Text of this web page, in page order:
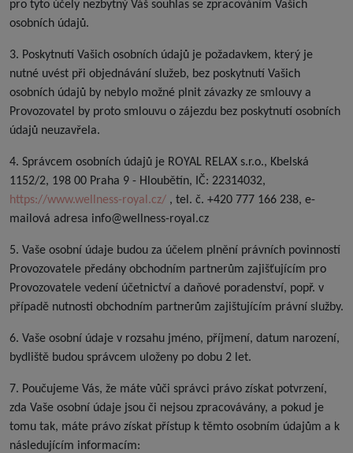
pro tyto účely nezbytný Váš souhlas se zpracováním Vašich
osobních údajů.
3. Poskytnutí Vašich osobních údajů je požadavkem, který je
nutné uvést při objednávání služeb, bez poskytnutí Vašich
osobních údajů by nebylo možné plnit závazky ze smlouvy a
Provozovatel by proto smlouvu o zájezdu bez poskytnutí osobních
údajů neuzavřela.
4. Správcem osobních údajů je ROYAL RELAX s.r.o., Kbelská
1152/2, 198 00 Praha 9 - Hloubětín, IČ: 22314032,
https://www.wellness-royal.cz/ , tel. č. +420 777 166 238, e-
mailová adresa info@wellness-royal.cz
5. Vaše osobní údaje budou za účelem plnění právních povinností
Provozovatele předány obchodním partnerům zajišťujícím pro
Provozovatele vedení účetnictví a daňové poradenství, popř. v
případě nutnosti obchodním partnerům zajištujícím právní služby.
6. Vaše osobní údaje v rozsahu jméno, příjmení, datum narození,
bydliště budou správcem uloženy po dobu 2 let.
7. Poučujeme Vás, že máte vůči správci právo získat potvrzení,
zda Vaše osobní údaje jsou či nejsou zpracovávány, a pokud je
tomu tak, máte právo získat přístup k těmto osobním údajům a k
následujícím informacím: